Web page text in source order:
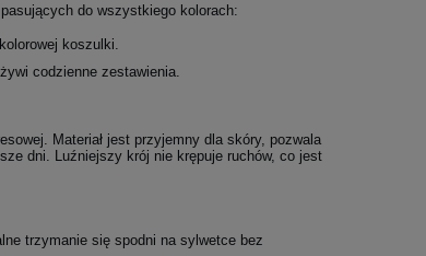
do wszystkiego kolorach:
koszulki.
codzienne zestawienia.
Materiał jest przyjemny dla skóry, pozwala
dni. Luźniejszy krój nie krępuje ruchów, co jest
trzymanie się spodni na sylwetce bez